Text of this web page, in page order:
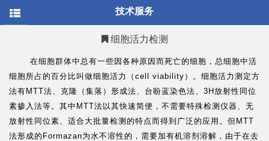
/* * @Author: your name * @Date: 2021-12-30 15:24:14 *
@LastEditTime: 2022-03-03 13:57:40 * @LastEditors: your name *
@Description: 打开koroFileHeader查看配置 进行设置:
https://github.com/OBKoro1/koro1FileHeader/wiki/
技术服务
细胞活力检测
在细胞群体中总有一些因各种原因而死亡的细胞，总细胞中活
细胞所占的百分比叫做细胞活力（cell viability）。细胞活力测定方
法有MTT法、克隆（集落）形成法、台盼蓝染色法、3H放射性同位
素掺入法等。其中MTT法以其快速简便，不需要特殊检测仪器、无
放射性同位素、适合大批量检测的特点而得到广泛的应用。但MTT
法形成的Formazan为水不溶性的，需要加有机溶剂溶解，由于在去